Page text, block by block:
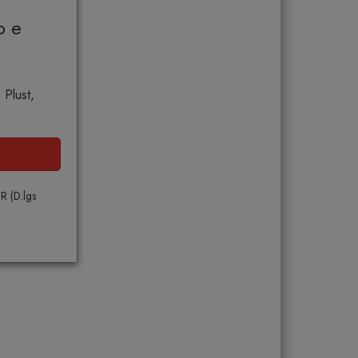
e
(D.lgs